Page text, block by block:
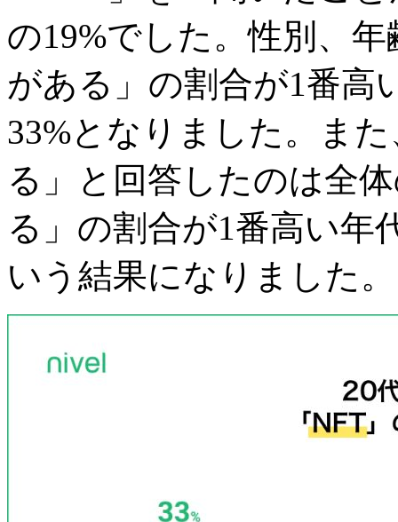
の19%でした。性別、
がある」の割合が1番高
33%となりました。ま
る」と回答したのは全
る」の割合が1番高い年
いう結果になりました。